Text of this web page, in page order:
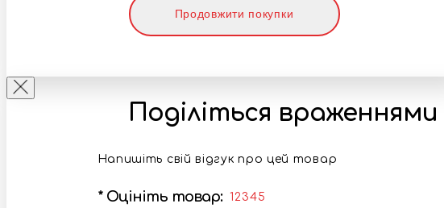
Продовжити покупки
Поділіться враженнями
Напишіть свій відгук про цей товар
*Оцініть товар: 1 2 345